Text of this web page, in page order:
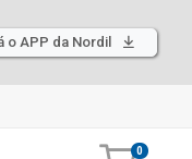
o APP da Nordil
0